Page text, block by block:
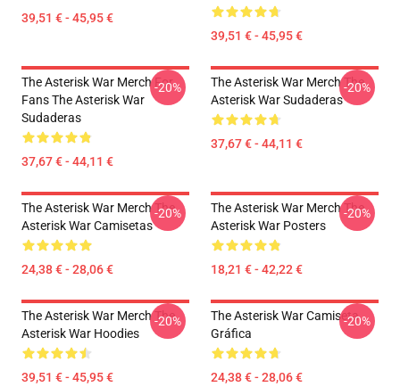
39,51 € - 45,95 €
39,51 € - 45,95 €
The Asterisk War Merch For
Fans The Asterisk War
Sudaderas
37,67 € - 44,11 €
-20%
The Asterisk War Merch The
Asterisk War Sudaderas
37,67 € - 44,11 €
-20%
The Asterisk War Merch The
Asterisk War Camisetas
24,38 € - 28,06 €
-20%
The Asterisk War Merch The
Asterisk War Posters
18,21 € - 42,22 €
-20%
The Asterisk War Merch The
Asterisk War Hoodies
39,51 € - 45,95 €
-20%
The Asterisk War Camiseta
Gráfica
24,38 € - 28,06 €
-20%